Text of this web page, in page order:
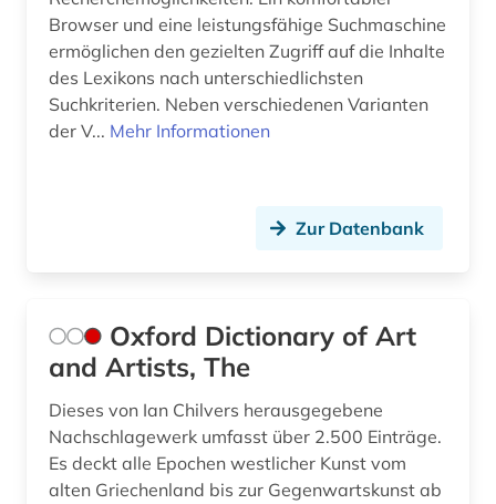
Browser und eine leistungsfähige Suchmaschine
ermöglichen den gezielten Zugriff auf die Inhalte
des Lexikons nach unterschiedlichsten
Suchkriterien. Neben verschiedenen Varianten
der V... Mehr Informationen
Zur Datenbank
Oxford Dictionary of Art
and Artists, The
Dieses von Ian Chilvers herausgegebene
Nachschlagewerk umfasst über 2.500 Einträge.
Es deckt alle Epochen westlicher Kunst vom
alten Griechenland bis zur Gegenwartskunst ab